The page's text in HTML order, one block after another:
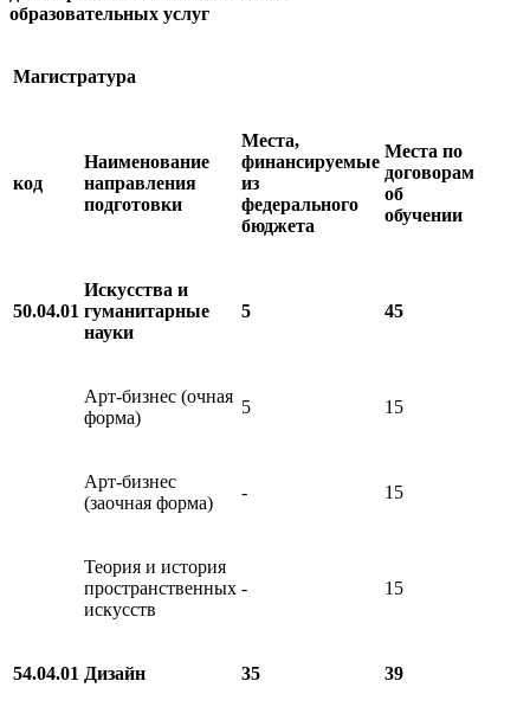
образовательных услуг
Магистратура
код
Наименование
направления
подготовки
Места,
финансируемые
из
федерального
бюджета
Места по
договорам
об
обучении
50.04.01
Искусства и
гуманитарные
науки
5 45
Арт-бизнес (очная
форма)
5 15
Арт-бизнес
(заочная форма)
- 15
Теория и история
пространственных
искусств
- 15
54.04.01 Дизайн 35 39